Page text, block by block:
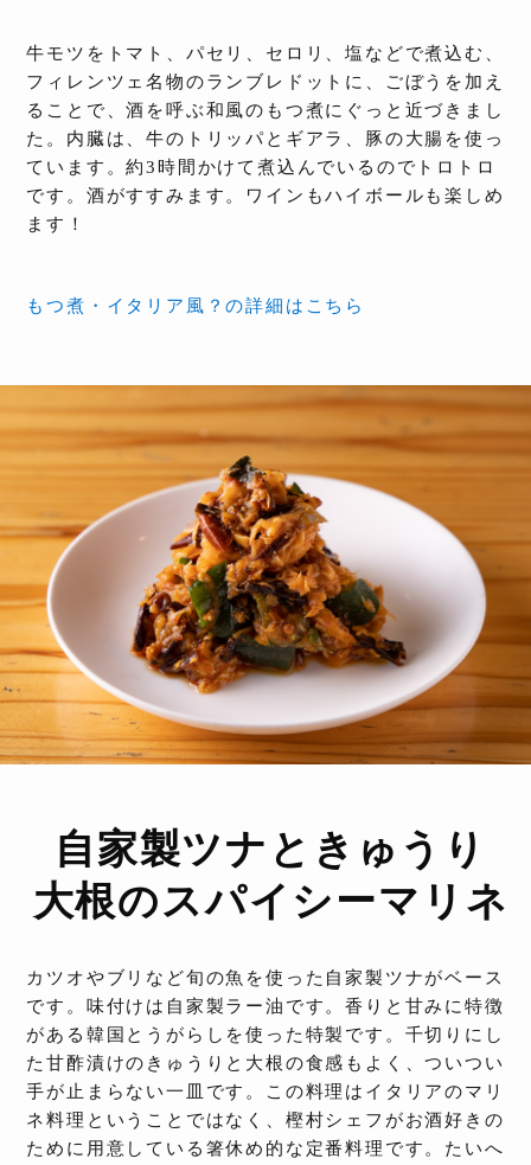
牛モツをトマト、パセリ、セロリ、塩などで煮込む、
フィレンツェ名物のランブレドットに、ごぼうを加え
ることで、酒を呼ぶ和風のもつ煮にぐっと近づきまし
た。内臓は、牛のトリッパとギアラ、豚の大腸を使っ
ています。約3時間かけて煮込んでいるのでトロトロ
です。酒がすすみます。ワインもハイボールも楽しめ
ます！
もつ煮・イタリア風？の詳細はこちら
自家製ツナときゅうり
大根のスパイシーマリネ
カツオやブリなど旬の魚を使った自家製ツナがベース
です。味付けは自家製ラー油です。香りと甘みに特徴
がある韓国とうがらしを使った特製です。千切りにし
た甘酢漬けのきゅうりと大根の食感もよく、ついつい
手が止まらない一皿です。この料理はイタリアのマリ
ネ料理ということではなく、樫村シェフがお酒好きの
ために用意している箸休め的な定番料理です。たいへ